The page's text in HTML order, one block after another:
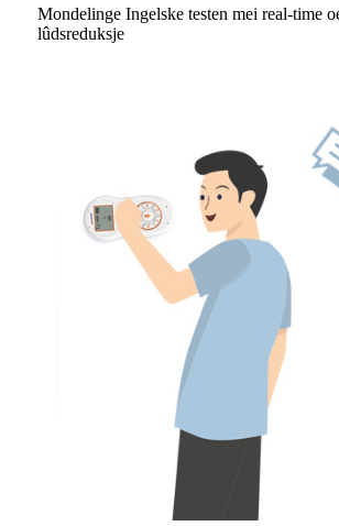
Mondelinge Ingelske testen mei real-time
lûdsreduksje